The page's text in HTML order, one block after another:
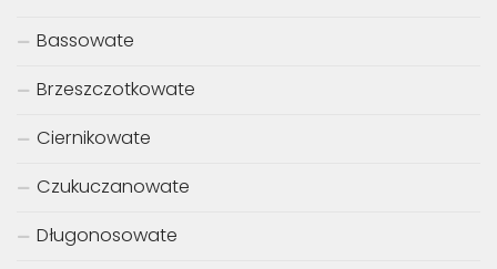
Bassowate
Brzeszczotkowate
Ciernikowate
Czukuczanowate
Długonosowate